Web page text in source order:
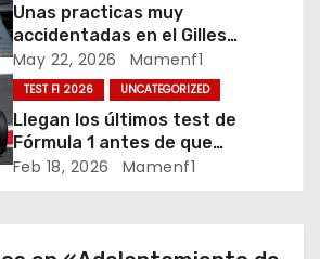
Unas practicas muy
accidentadas en el Gilles
Villeneuve deja a Fernando en
buena posición, ¿será real?… /
Crónica libes 1 GP Canadá
May 22, 2026 Mamenf1
TEST F1 2026 UNCATEGORIZED
Llegan los últimos test de
Fórmula 1 antes de que
comience la nueva temporada
Feb 18, 2026 Mamenf1